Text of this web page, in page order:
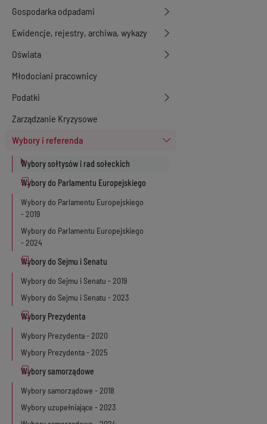
Gospodarka odpadami
Ewidencje, rejestry, archiwa, wykazy
Oświata
Młodociani pracownicy
Podatki
Zarządzanie Kryzysowe
Wybory i referenda
Wybory sołtysów i rad sołeckich
Wybory do Parlamentu Europejskiego
- 2019
Wybory do Parlamentu Europejskiego
- 2024
Wybory do Sejmu i Senatu - 2019
Wybory do Sejmu i Senatu - 2023
Wybory Prezydenta - 2020
Wybory Prezydenta - 2025
Wybory samorządowe - 2018
Wybory uzupełniające - 2023